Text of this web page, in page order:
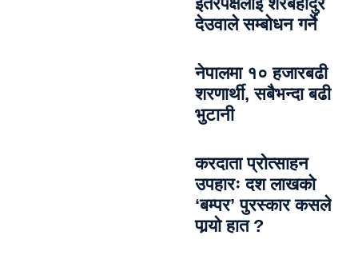
देउवाले सम्बोधन गर्ने
नेपालमा १० हजारबढी
शरणार्थी, सबैभन्दा बढी
भुटानी
करदाता प्रोत्साहन
उपहारः दश लाखको
‘बम्पर’ पुरस्कार कसले
पार्‍याे हात ?